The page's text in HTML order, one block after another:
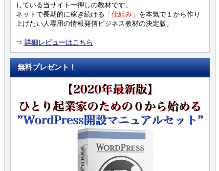
している当サイト一押しの教材です。
ネットで長期的に稼ぎ続ける 「仕組み」 を本気で１から作り
上げたい人専用の情報発信ビジネス教材の決定版。
⇒ 詳細レビューはこちら
無料プレゼント！